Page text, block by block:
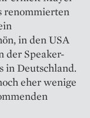
renommierten
in den USA
der Speaker-
in Deutschland.
eher wenige